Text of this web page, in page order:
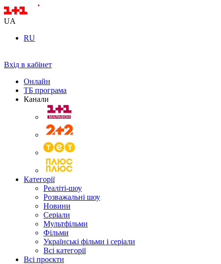
UA
RU
Вхід в кабінет
Онлайн
ТБ програма
Канали
Категорії
Реаліті-шоу
Розважальні шоу
Новини
Серіали
Мультфільми
Фільми
Українські фільми і серіали
Всі категорії
Всі проєкти